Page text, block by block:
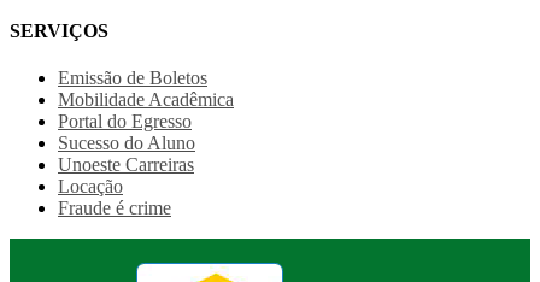
SERVIÇOS
Emissão de Boletos
Mobilidade Acadêmica
Portal do Egresso
Sucesso do Aluno
Unoeste Carreiras
Locação
Fraude é crime